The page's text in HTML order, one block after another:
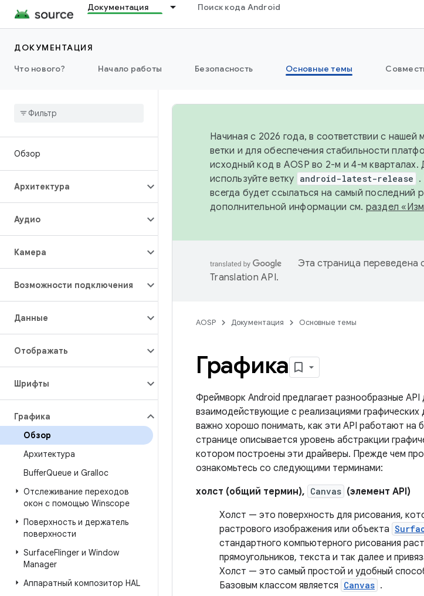
Документация Поиск кода Android
ДОКУМЕНТАЦИЯ
Что нового?
Начало работы Безопасность Основные темы
Обзор
Архитектура
Аудио
Камера
Возможности подключения
Данные
Отображать
Шрифты
Графика
Обзор
Архитектура
BufferQueue и Gralloc
Отслеживание переходов
окон с помощью Winscope
Поверхность и держатель
поверхности
SurfaceFlinger и Window
Manager
Аппаратный композитор HAL
Начиная с 2026 года, в соответствии с
ветки и для обеспечения стабильности
исходный код в AOSP во 2-м и 4-м кварталах.
используйте ветку android-latest-release .
всегда будет ссылаться на самый последний
дополнительной информации см. раздел
Эта страница
Translation API.
AOSP Документация Основные темы
Графика
Фреймворк Android предлагает разнообразные API
взаимодействующие с реализациями
важно хорошо понимать, как эти API работают на
странице описывается уровень абстракции
котором построены эти драйверы. Прежде чем
ознакомьтесь со следующими терминами:
холст (общий термин), Canvas (элемент API)
Холст — это поверхность для рисования,
растрового изображения или объекта
стандартного компьютерного рисования
прямоугольников, текста и так далее и
Холст — это самый простой и удобный
Базовым классом является Canvas .